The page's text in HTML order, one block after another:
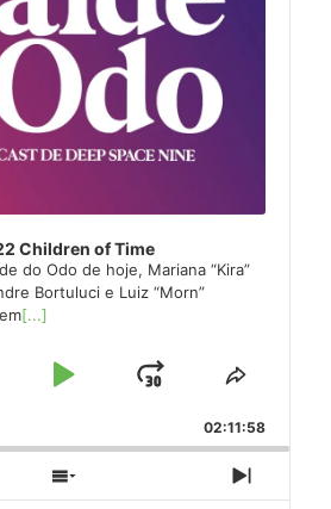
Children of Time
do Odo de hoje, Mariana “Kira”
Bortuluci e Luiz “Morn”
[...]
Play
Jump
Forward
Share
Episode
02:11:58
Show
Next